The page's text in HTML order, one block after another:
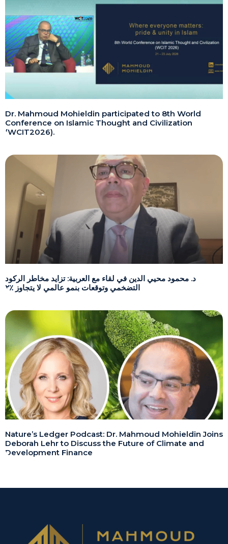
Dr. Mahmoud Mohieldin participated to 8th World
Conference on Islamic Thought and Civilization
(WCIT2026).
د. محمود محيي الدين في لقاء مع العربية: تزايد مخاطر الركود
التضخمي وتوقعات بنمو عالمي لا يتجاوز ٪٢
Nature’s Ledger Podcast: Dr. Mahmoud Mohieldin Joins
Deborah Lehr to Discuss the Future of Climate and
Development Finance